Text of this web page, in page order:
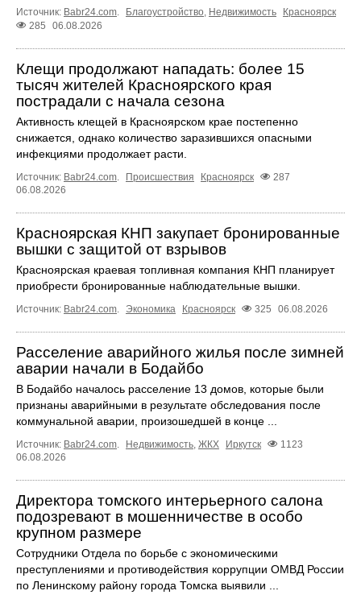
Источник: Babr24.com. Благоустройство, Недвижимость
Красноярск
285
06.08.2026
Клещи продолжают нападать: более 15
тысяч жителей Красноярского края
пострадали с начала сезона
Активность клещей в Красноярском крае постепенно
снижается, однако количество заразившихся опасными
инфекциями продолжает расти.
Источник: Babr24.com. Происшествия Красноярск
287
06.08.2026
Красноярская КНП закупает бронированные
вышки с защитой от взрывов
Красноярская краевая топливная компания КНП планирует
приобрести бронированные наблюдательные вышки.
Источник: Babr24.com. Экономика Красноярск 325 06.08.2026
Расселение аварийного жилья после зимней
аварии начали в Бодайбо
В Бодайбо началось расселение 13 домов, которые были
признаны аварийными в результате обследования после
коммунальной аварии, произошедшей в конце ...
Источник: Babr24.com. Недвижимость, ЖКХ Иркутск
1123
06.08.2026
Директора томского интерьерного салона
подозревают в мошенничестве в особо
крупном размере
Сотрудники Отдела по борьбе с экономическими
преступлениями и противодействия коррупции ОМВД России
по Ленинскому району города Томска выявили ...